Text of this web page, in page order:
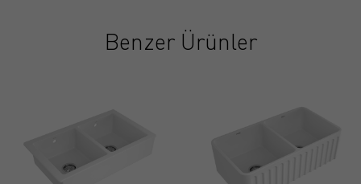
Benzer Ürünler